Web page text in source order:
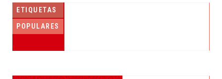
ETIQUETAS
POPULARES